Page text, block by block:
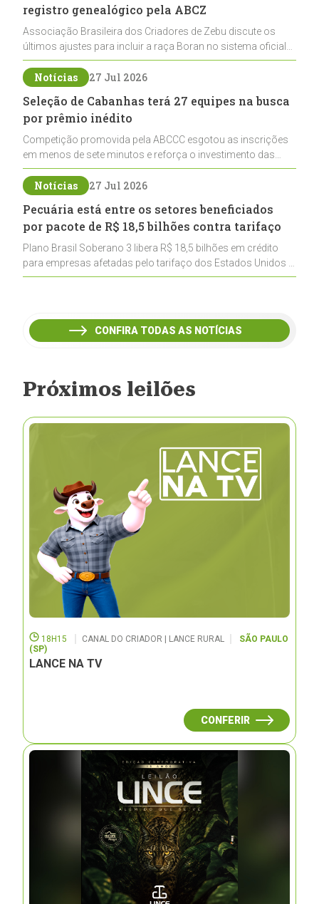
registro genealógico pela ABCZ
Associação Brasileira dos Criadores de Zebu discute os
últimos ajustes para incluir a raça Boran no sistema oficial
de registros, abrindo caminho para sua expansão na
pecuária nacional
Notícias 27 Jul 2026
Seleção de Cabanhas terá 27 equipes na busca
por prêmio inédito
Competição promovida pela ABCCC esgotou as inscrições
em menos de sete minutos e reforça o investimento das
cabanhas na seleção genética de Cavalos Crioulos voltados
ao laço
Notícias 27 Jul 2026
Pecuária está entre os setores beneficiados
por pacote de R$ 18,5 bilhões contra tarifaço
Plano Brasil Soberano 3 libera R$ 18,5 bilhões em crédito
para empresas afetadas pelo tarifaço dos Estados Unidos e
inclui a pecuária entre os setores estratégicos
CONFIRA TODAS AS NOTÍCIAS
Próximos leilões
18H15 CANAL DO CRIADOR | LANCE RURAL
SÃO PAULO
(SP)
LANCE NA TV
CONFERIR